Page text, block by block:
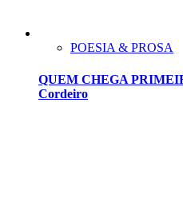
POESIA & PROSA
QUEM CHEGA
Cordeiro